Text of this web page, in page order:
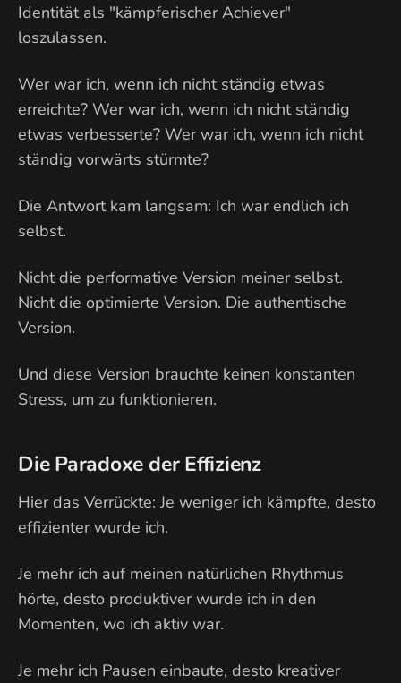
Identität als "kämpferischer Achiever"
loszulassen.
Wer war ich, wenn ich nicht ständig etwas
erreichte? Wer war ich, wenn ich nicht ständig
etwas verbesserte? Wer war ich, wenn ich nicht
ständig vorwärts stürmte?
Die Antwort kam langsam: Ich war endlich ich
selbst.
Nicht die performative Version meiner selbst.
Nicht die optimierte Version. Die authentische
Version.
Und diese Version brauchte keinen konstanten
Stress, um zu funktionieren.
Die Paradoxe der Effizienz
Hier das Verrückte: Je weniger ich kämpfte, desto
effizienter wurde ich.
Je mehr ich auf meinen natürlichen Rhythmus
hörte, desto produktiver wurde ich in den
Momenten, wo ich aktiv war.
Je mehr ich Pausen einbaute, desto kreativer